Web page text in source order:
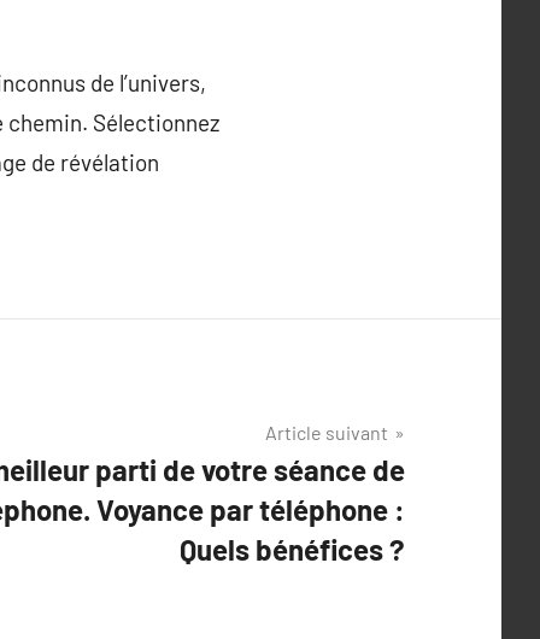
de l’univers,
chemin. Sélectionnez
de révélation
Article suivant
parti de votre séance de
Voyance par téléphone :
Quels bénéfices ?